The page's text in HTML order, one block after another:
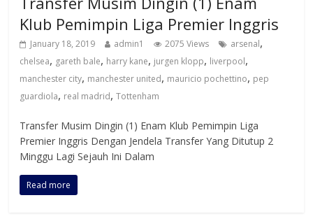
Klub Pemimpin Liga Premier Inggris
January 18, 2019 admin1 2075 Views arsenal,
chelsea, gareth bale, harry kane, jurgen klopp, liverpool,
manchester city, manchester united, mauricio pochettino, pep
guardiola, real madrid,Tottenham
Transfer Musim Dingin (1) Enam Klub Pemimpin Liga
Premier Inggris Dengan Jendela Transfer Yang Ditutup 2
Minggu Lagi Sejauh Ini Dalam
Read more